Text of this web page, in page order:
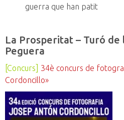
guerra que han patit
La Prosperitat – Turó de
Peguera
[Concurs]
34è concurs de
Cordoncillo»